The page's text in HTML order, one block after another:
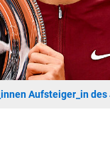
Aufsteiger_in des